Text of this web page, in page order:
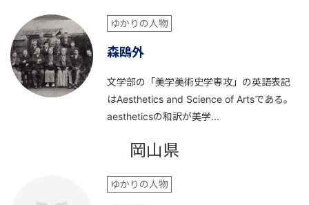
ゆかりの人物
森鴎外
文学部の「美学美術史学専攻」の英語表記
はAesthetics and Science of Artsである。
aestheticsの和訳が美学...
岡山県
ゆかりの人物